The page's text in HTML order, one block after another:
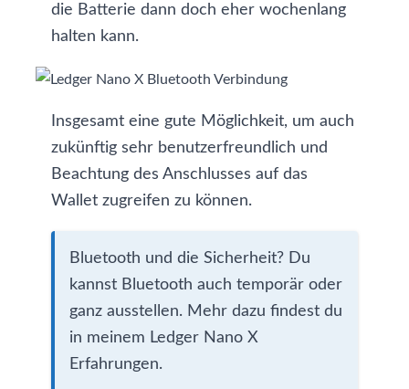
die Batterie dann doch eher wochenlang
halten kann.
Insgesamt eine gute Möglichkeit, um auch
zukünftig sehr benutzerfreundlich und
Beachtung des Anschlusses auf das
Wallet zugreifen zu können.
Bluetooth und die Sicherheit? Du
kannst Bluetooth auch temporär oder
ganz ausstellen. Mehr dazu findest du
in meinem Ledger Nano X
Erfahrungen.